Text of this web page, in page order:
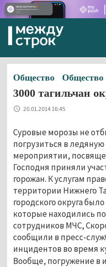
Общество Общество
3000 тагильчан
20.01.2014 16:45
Суровые морозы не
погрузиться в
мероприятии,
Господня приняли
горожан. К услугам
территории Нижнего
городского округа
которые находились
сотрудников МЧС,
сообщили в пресс-
инцидентов во время
Вообще, погружение в